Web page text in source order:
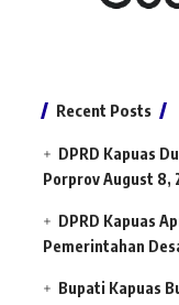
Recent Posts
DPRD Kapuas
PorprovAugust 8,
DPRD Kapuas
Pemerintahan
Bupati Kapuas